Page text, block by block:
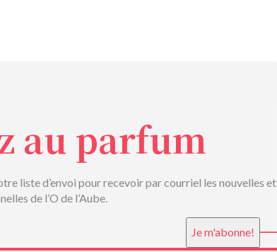
au parfum
liste d’envoi pour recevoir par courriel les nouvelles et
de l’O de l’Aube.
Je m'abonne!